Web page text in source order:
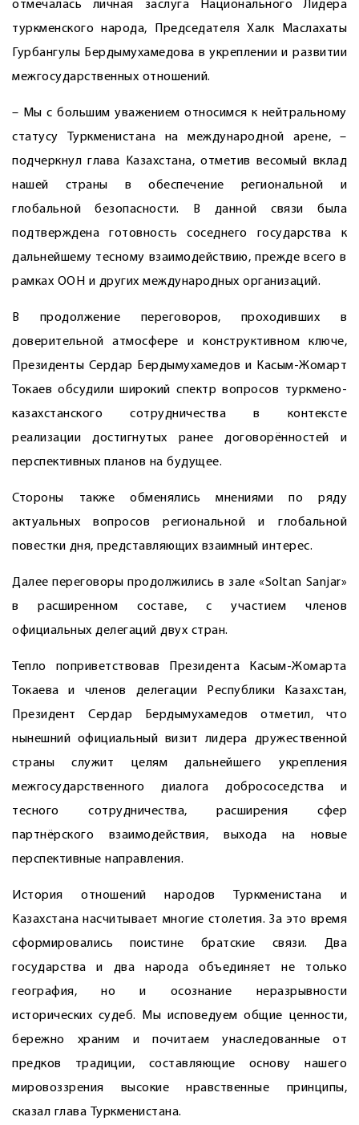
отмечалась личная заслуга Национального Лидера
туркменского народа, Председателя Халк Маслахаты
Гурбангулы Бердымухамедова в укреплении и развитии
межгосударственных отношений.
– Мы с большим уважением относимся к нейтральному
статусу Туркменистана на международной арене, –
подчеркнул глава Казахстана, отметив весомый вклад
нашей страны в обеспечение региональной и
глобальной безопасности. В данной связи была
подтверждена готовность соседнего государства к
дальнейшему тесному взаимодействию, прежде всего в
рамках ООН и других международных организаций.
В продолжение переговоров, проходивших в
доверительной атмосфере и конструктивном ключе,
Президенты Сердар Бердымухамедов и Касым-Жомарт
Токаев обсудили широкий спектр вопросов туркмено-
казахстанского сотрудничества в контексте
реализации достигнутых ранее договорённостей и
перспективных планов на будущее.
Стороны также обменялись мнениями по ряду
актуальных вопросов региональной и глобальной
повестки дня, представляющих взаимный интерес.
Далее переговоры продолжились в зале «Soltan Sanjar»
в расширенном составе, с участием членов
официальных делегаций двух стран.
Тепло поприветствовав Президента Касым-Жомарта
Токаева и членов делегации Республики Казахстан,
Президент Сердар Бердымухамедов отметил, что
нынешний официальный визит лидера дружественной
страны служит целям дальнейшего укрепления
межгосударственного диалога добрососедства и
тесного сотрудничества, расширения сфер
партнёрского взаимодействия, выхода на новые
перспективные направления.
История отношений народов Туркменистана и
Казахстана насчитывает многие столетия. За это время
сформировались поистине братские связи. Два
государства и два народа объединяет не только
география, но и осознание неразрывности
исторических судеб. Мы исповедуем общие ценности,
бережно храним и почитаем унаследованные от
предков традиции, составляющие основу нашего
мировоззрения высокие нравственные принципы,
сказал глава Туркменистана.